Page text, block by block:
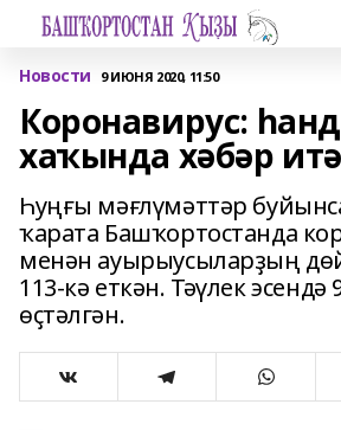
Новости 9 ИЮНЯ 2020, 11:50
Коронавирус:
хаҡында хәбәр
Һуңғы мәғлүмәттәр
ҡарата Башҡортостанда
менән ауырыусыларҙың
113-кә еткән. Тәүлек эсендә
өҫтәлгән.